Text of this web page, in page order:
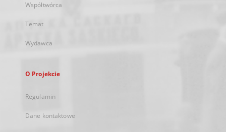
Współtwórca
Temat
Wydawca
O Projekcie
Regulamin
Dane kontaktowe